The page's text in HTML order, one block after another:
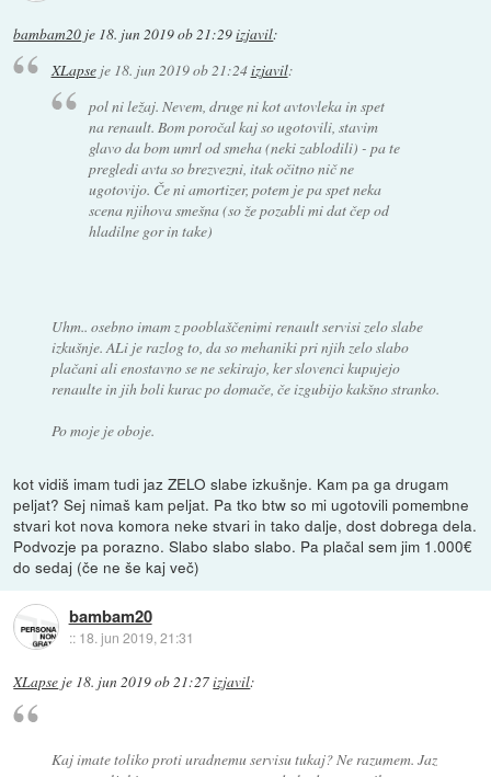
bambam20 je 18. jun 2019 ob 21:29izjavil:
XLapseje 18. jun 2019 ob 21:24izjavil:
pol ni ležaj. Nevem, druge ni kot avtovleka in spet
na renault. Bom poročal kaj so ugotovili, stavim
glavo da bom umrl od smeha (neki zablodili) - pa te
pregledi avta so brezvezni, itak očitno nič ne
ugotovijo. Če ni amortizer, potem je pa spet neka
scena njihova smešna (so že pozabli mi dat čep od
hladilne gor in take)
Uhm.. osebno imam z pooblaščenimi renault servisi zelo slabe
izkušnje. ALi je razlog to, da so mehaniki pri njih zelo slabo
plačani ali enostavno se ne sekirajo, ker slovenci kupujejo
renaulte in jih boli kurac po domače, če izgubijo kakšno stranko.
Po moje je oboje.
kot vidiš imam tudi jaz ZELO slabe izkušnje. Kam pa ga drugam
peljat? Sej nimaš kam peljat. Pa tko btw so mi ugotovili pomembne
stvari kot nova komora neke stvari in tako dalje, dost dobrega dela.
Podvozje pa porazno. Slabo slabo slabo. Pa plačal sem jim 1.000€
do sedaj (če ne še kaj več)
bambam20
:: 18. jun 2019, 21:31
XLapse je 18. jun 2019 ob 21:27izjavil:
Kaj imate toliko proti uradnemu servisu tukaj? Ne razumem. Jaz